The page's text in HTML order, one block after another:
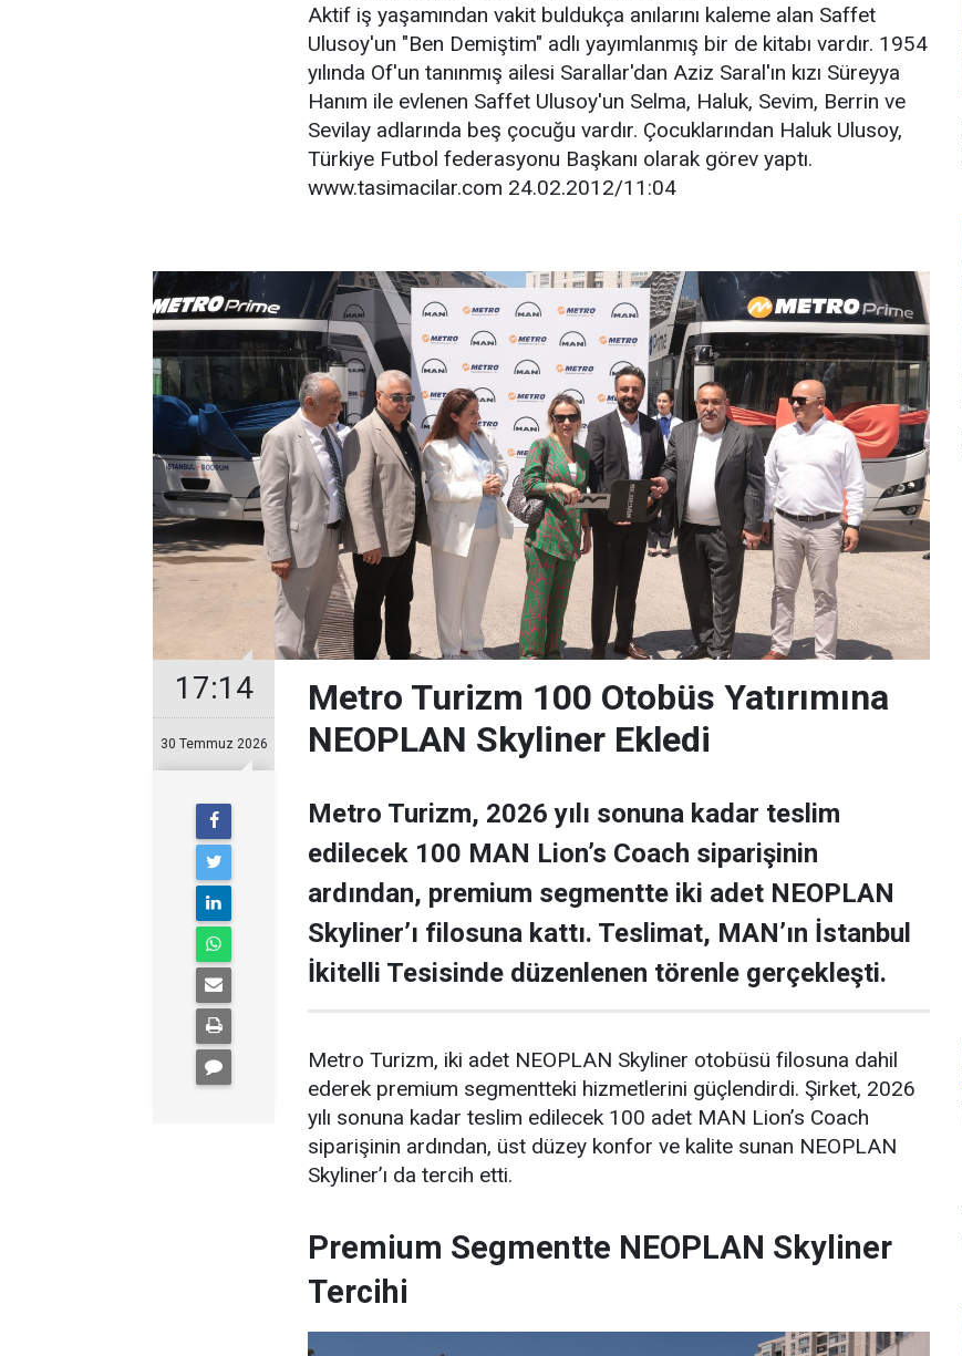
Aktif iş yaşamından vakit buldukça anılarını kaleme alan Saffet
Ulusoy'un "Ben Demiştim" adlı yayımlanmış bir de kitabı vardır. 1954
yılında Of'un tanınmış ailesi Sarallar'dan Aziz Saral'ın kızı Süreyya
Hanım ile evlenen Saffet Ulusoy'un Selma, Haluk, Sevim, Berrin ve
Sevilay adlarında beş çocuğu vardır. Çocuklarından Haluk Ulusoy,
Türkiye Futbol federasyonu Başkanı olarak görev yaptı.
www.tasimacilar.com 24.02.2012/11:04
17:14
30 Temmuz 2026
Metro Turizm 100 Otobüs Yatırımına
NEOPLAN Skyliner Ekledi
Metro Turizm, 2026 yılı sonuna kadar teslim
edilecek 100 MAN Lion’s Coach siparişinin
ardından, premium segmentte iki adet NEOPLAN
Skyliner’ı filosuna kattı. Teslimat, MAN’ın İstanbul
İkitelli Tesisinde düzenlenen törenle gerçekleşti.
Metro Turizm, iki adet NEOPLAN Skyliner otobüsü filosuna dahil
ederek premium segmentteki hizmetlerini güçlendirdi. Şirket, 2026
yılı sonuna kadar teslim edilecek 100 adet MAN Lion’s Coach
siparişinin ardından, üst düzey konfor ve kalite sunan NEOPLAN
Skyliner’ı da tercih etti.
Premium Segmentte NEOPLAN Skyliner
Tercihi